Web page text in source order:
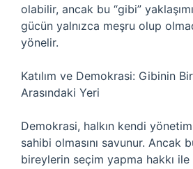
olabilir, ancak bu “gibi”
gücün yalnızca meşru olup
yönelir.
Katılım ve Demokrasi: Gibinin
Arasındaki Yeri
Demokrasi, halkın kendi
sahibi olmasını savunur. Ancak
bireylerin seçim yapma hakkı ile